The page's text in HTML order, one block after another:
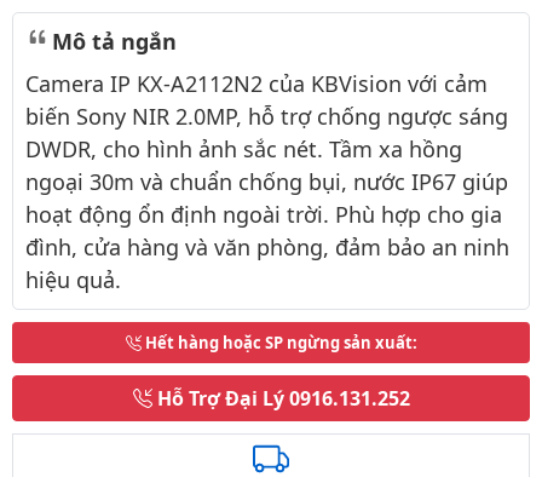
Mô tả ngắn
Camera IP KX-A2112N2 của KBVision với cảm
biến Sony NIR 2.0MP, hỗ trợ chống ngược sáng
DWDR, cho hình ảnh sắc nét. Tầm xa hồng
ngoại 30m và chuẩn chống bụi, nước IP67 giúp
hoạt động ổn định ngoài trời. Phù hợp cho gia
đình, cửa hàng và văn phòng, đảm bảo an ninh
hiệu quả.
Hết hàng hoặc SP ngừng sản xuất:
Hỗ Trợ Đại Lý0916.131.252